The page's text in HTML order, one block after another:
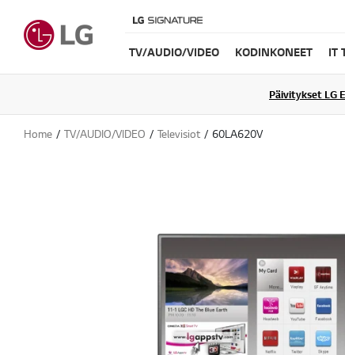
TV/AUDIO/VIDEO KODINKONEET IT
Päivitykset LG
Home TV/AUDIO/VIDEO Televisiot 60LA620V